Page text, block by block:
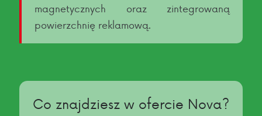
magnetycznych oraz zintegrowaną
powierzchnię reklamową.
Co znajdziesz w ofercie Nova?